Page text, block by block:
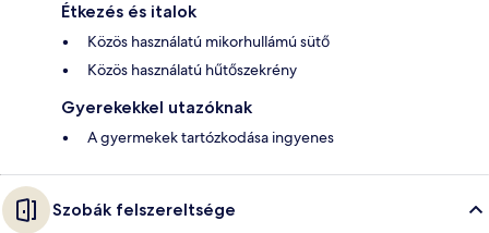
Étkezés és italok
Közös használatú mikorhullámú sütő
Közös használatú hűtőszekrény
Gyerekekkel utazóknak
A gyermekek tartózkodása ingyenes
Szobák felszereltsége